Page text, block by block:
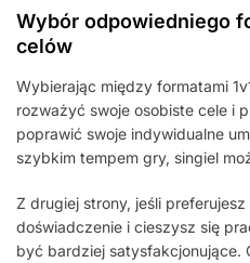
Wybór odpowiedniego
celów
Wybierając między formatami
rozważyć swoje osobiste cele i
poprawić swoje indywidualne
szybkim tempem gry, singiel
Z drugiej strony, jeśli
doświadczenie i cieszysz się
być bardziej satysfakcjonujące.